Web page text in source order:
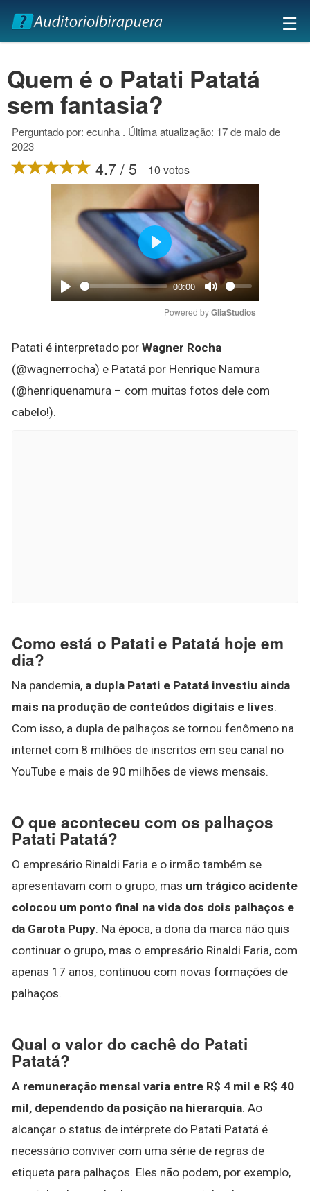
×
☰
Quem é o Patati Patatá
sem fantasia?
Perguntado por: ecunha . Última atualização: 17 de maio de
2023
4.7 / 5 10 votos
Play
00:00
Mute
Play
Powered by GliaStudios
Patati é interpretado por Wagner Rocha
(@wagnerrocha) e Patatá por Henrique Namura
(@henriquenamura – com muitas fotos dele com
cabelo!).
Como está o Patati e Patatá hoje em
dia?
Na pandemia, a dupla Patati e Patatá investiu ainda
mais na produção de conteúdos digitais e lives.
Com isso, a dupla de palhaços se tornou fenômeno na
internet com 8 milhões de inscritos em seu canal no
YouTube e mais de 90 milhões de views mensais.
O que aconteceu com os palhaços
Patati Patatá?
O empresário Rinaldi Faria e o irmão também se
apresentavam com o grupo, mas um trágico acidente
colocou um ponto final na vida dos dois palhaços e
da Garota Pupy. Na época, a dona da marca não quis
continuar o grupo, mas o empresário Rinaldi Faria, com
apenas 17 anos, continuou com novas formações de
palhaços.
Qual o valor do cachê do Patati
Patatá?
A remuneração mensal varia entre R$ 4 mil e R$ 40
mil, dependendo da posição na hierarquia. Ao
alcançar o status de intérprete do Patati Patatá é
necessário conviver com uma série de regras de
etiqueta para palhaços. Eles não podem, por exemplo,